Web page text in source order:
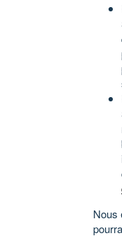
Nous